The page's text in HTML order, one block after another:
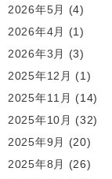
2026年5月
(4)
2026年4月
(1)
2026年3月
(3)
2025年12月 (1)
2025年11月 (14)
2025年10月 (32)
2025年9月
(20)
2025年8月
(26)